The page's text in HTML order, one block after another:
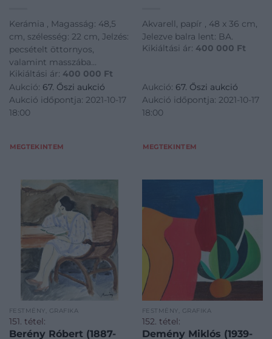
Kerámia , Magasság: 48,5
cm, szélesség: 22 cm, Jelzés:
pecsételt öttornyos,
valamint masszába
nyomott MADE IN
AUSTRIA-HUNGARIA és
ZSOLNAY PÉCS
márkajelzések, masszába
Kikiáltási ár: 400 000 Ft
Aukció: 67. Őszi aukció
Aukció időpontja: 2021-10-17
18:00
MEGTEKINTEM
Akvarell, papír , 48 x 36 cm,
Jelezve balra lent: BA.
Kikiáltási ár: 400 000 Ft
Aukció: 67. Őszi aukció
Aukció időpontja: 2021-10-17
18:00
MEGTEKINTEM
FESTMÉNY, GRAFIKA
151. tétel:
Berény Róbert (1887-
FESTMÉNY, GRAFIKA
152. tétel:
Demény Miklós (1939-